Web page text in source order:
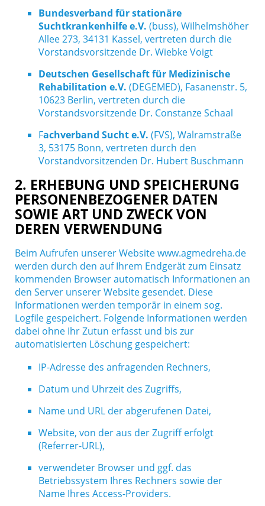
Bundesverband für stationäre
Suchtkrankenhilfe e.V. (buss), Wilhelmshöher
Allee 273, 34131 Kassel, vertreten durch die
Vorstandsvorsitzende Dr. Wiebke Voigt
Deutschen Gesellschaft für Medizinische
Rehabilitation e.V. (DEGEMED), Fasanenstr. 5,
10623 Berlin, vertreten durch die
Vorstandsvorsitzende Dr. Constanze Schaal
Fachverband Sucht e.V. (FVS), Walramstraße
3, 53175 Bonn, vertreten durch den
Vorstandvorsitzenden Dr. Hubert Buschmann
2. ERHEBUNG UND SPEICHERUNG
PERSONENBEZOGENER DATEN
SOWIE ART UND ZWECK VON
DEREN VERWENDUNG
Beim Aufrufen unserer Website www.agmedreha.de
werden durch den auf Ihrem Endgerät zum Einsatz
kommenden Browser automatisch Informationen an
den Server unserer Website gesendet. Diese
Informationen werden temporär in einem sog.
Logfile gespeichert. Folgende Informationen werden
dabei ohne Ihr Zutun erfasst und bis zur
automatisierten Löschung gespeichert:
IP-Adresse des anfragenden Rechners,
Datum und Uhrzeit des Zugriffs,
Name und URL der abgerufenen Datei,
Website, von der aus der Zugriff erfolgt
(Referrer-URL),
verwendeter Browser und ggf. das
Betriebssystem Ihres Rechners sowie der
Name Ihres Access-Providers.